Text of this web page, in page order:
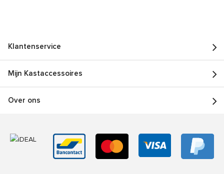
Klantenservice
Mijn Kastaccessoires
Over ons